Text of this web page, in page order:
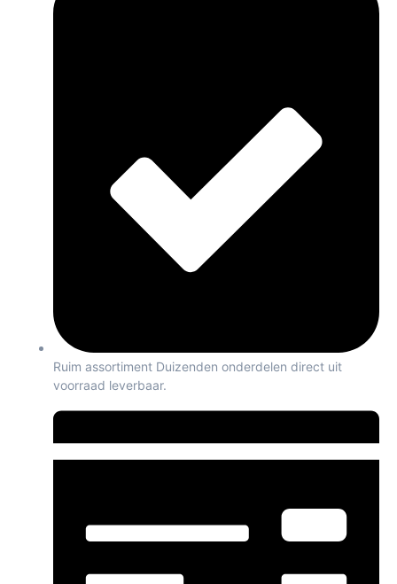
Ruim assortiment Duizenden onderdelen direct uit
voorraad leverbaar.